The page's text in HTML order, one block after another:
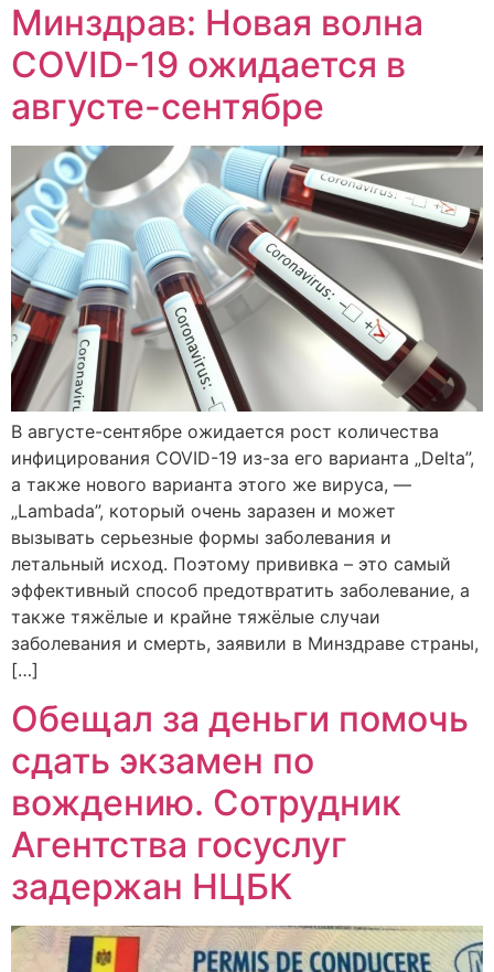
Минздрав: Новая волна
COVID-19 ожидается в
августе-сентябре
В августе-сентябре ожидается рост количества
инфицирования COVID-19 из-за его варианта „Delta”,
а также нового варианта этого же вируса, —
„Lambada”, который очень заразен и может
вызывать серьезные формы заболевания и
летальный исход. Поэтому прививка – это самый
эффективный способ предотвратить заболевание, а
также тяжёлые и крайне тяжёлые случаи
заболевания и смерть, заявили в Минздраве страны,
[…]
Обещал за деньги помочь
сдать экзамен по
вождению. Сотрудник
Агентства госуслуг
задержан НЦБК